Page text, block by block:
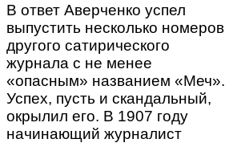
В ответ Аверченко успел
выпустить несколько номеров
другого сатирического
журнала с не менее
«опасным» названием «Меч».
Успех, пусть и скандальный,
окрылил его. В 1907 году
начинающий журналист